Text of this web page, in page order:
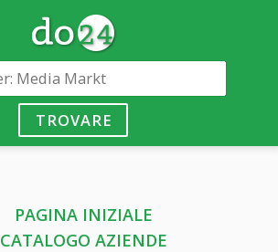
TROVARE
PAGINA INIZIALE
CATALOGO AZIENDE